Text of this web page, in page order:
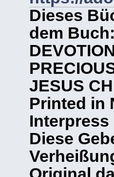
Dieses
dem
JESUS
Printed in
Diese